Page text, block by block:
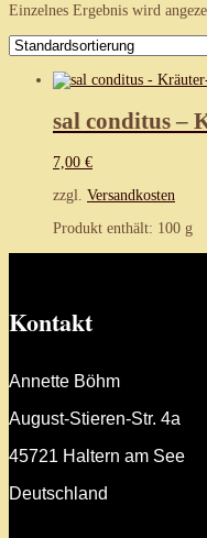
Einzelnes Ergebnis wird
sal conditus –
7,00 €
zzgl. Versandkosten
Produkt enthält: 100 g
Kontakt
Annette Böhm
August-Stieren-Str. 4a
45721 Haltern am See
Deutschland